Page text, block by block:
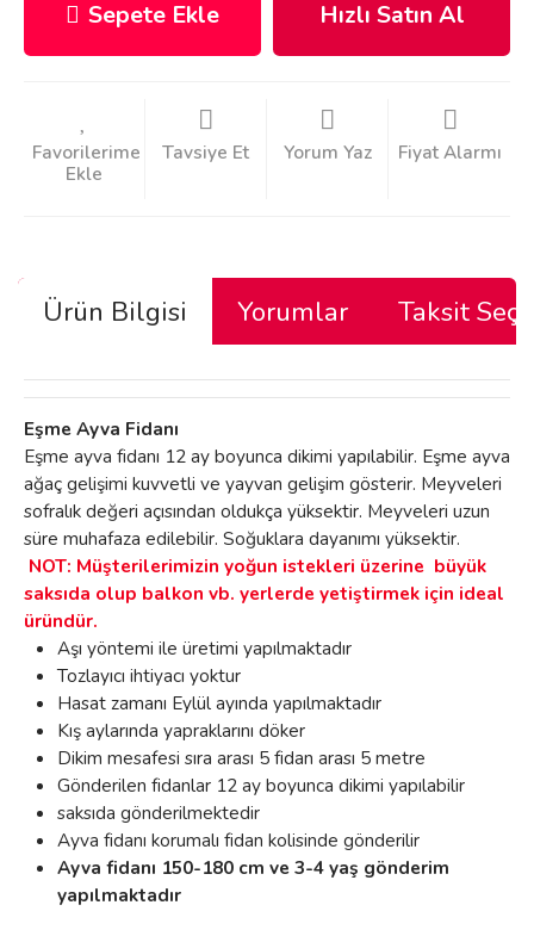
Sepete Ekle Hızlı Satın Al
Tavsiye Et Yorum Yaz Fiyat Alarmı
Ürün Bilgisi Yorumlar Taksit
Eşme Ayva Fidanı
Eşme ayva fidanı 12 ay boyunca dikimi yapılabilir. Eşme ayva
ağaç gelişimi kuvvetli ve yayvan gelişim gösterir. Meyveleri
sofralık değeri açısından oldukça yüksektir. Meyveleri uzun
süre muhafaza edilebilir. Soğuklara dayanımı yüksektir.
NOT: Müşterilerimizin yoğun istekleri üzerine büyük
saksıda olup balkon vb. yerlerde yetiştirmek için ideal
üründür.
Aşı yöntemi ile üretimi yapılmaktadır
Tozlayıcı ihtiyacı yoktur
Hasat zamanı Eylül ayında yapılmaktadır
Kış aylarında yapraklarını döker
Dikim mesafesi sıra arası 5 fidan arası 5 metre
Gönderilen fidanlar 12 ay boyunca dikimi yapılabilir
saksıda gönderilmektedir
Ayva fidanı korumalı fidan kolisinde gönderilir
Ayva fidanı 150-180 cm ve 3-4 yaş gönderim
yapılmaktadır